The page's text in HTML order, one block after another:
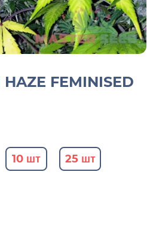
FEMINISED
10 шт 25 шт